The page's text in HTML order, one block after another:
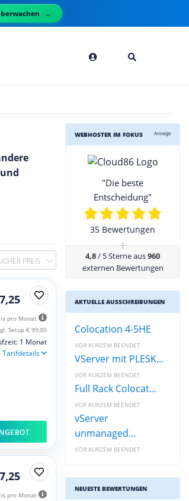
PREIS
pro Monat
Setup € 99,00
1 Monat
Tarifdetails
pro Monat
WEBHOSTER IM FOKUS Anzeige
"Die beste
Entscheidung"
35 Bewertungen
+
4,8/ 5 Sterne aus960
externen Bewertungen
AKTUELLE AUSSCHREIBUNGEN
Colocation 4-5HE
VOR KURZEM BEENDET
VServer mit PLESK...
VOR KURZEM BEENDET
Full Rack Colocat...
VOR KURZEM BEENDET
vServer
unmanaged...
VOR KURZEM BEENDET
NEUESTE BEWERTUNGEN